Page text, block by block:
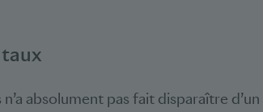
absolument pas fait disparaître d’un